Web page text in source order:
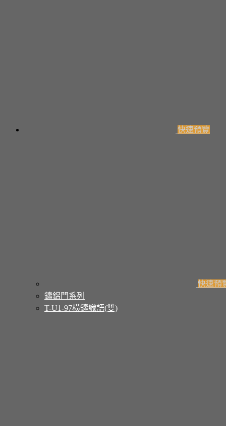
快速預覽
快速預
鑄鋁門系列
T-U1-97橫鑄織語(雙)